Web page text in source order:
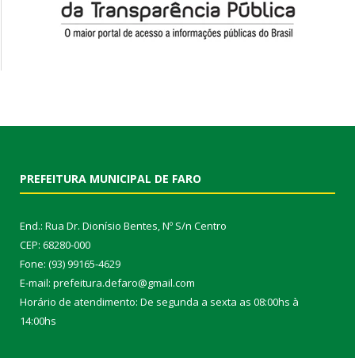
PREFEITURA MUNICIPAL DE FARO
End.: Rua Dr. Dionísio Bentes, Nº S/n Centro
CEP: 68280-000
Fone: (93) 99165-4629
E-mail: prefeitura.defaro@gmail.com
Horário de atendimento: De segunda a sexta as 08:00hs à
14:00hs